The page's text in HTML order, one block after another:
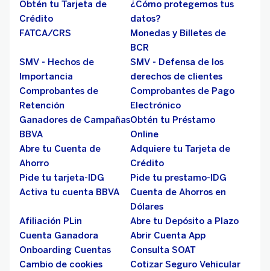
Obtén tu Tarjeta de
Crédito
¿Cómo protegemos tus
datos?
FATCA/CRS
Monedas y Billetes de
BCR
SMV - Hechos de
Importancia
SMV - Defensa de los
derechos de clientes
Comprobantes de
Retención
Comprobantes de Pago
Electrónico
Ganadores de Campañas
BBVA
Obtén tu Préstamo
Online
Abre tu Cuenta de
Ahorro
Adquiere tu Tarjeta de
Crédito
Pide tu tarjeta-IDG
Pide tu prestamo-IDG
Activa tu cuenta BBVA
Cuenta de Ahorros en
Dólares
Afiliación PLin
Abre tu Depósito a Plazo
Cuenta Ganadora
Abrir Cuenta App
Onboarding Cuentas
Consulta SOAT
Cambio de cookies
Cotizar Seguro Vehicular